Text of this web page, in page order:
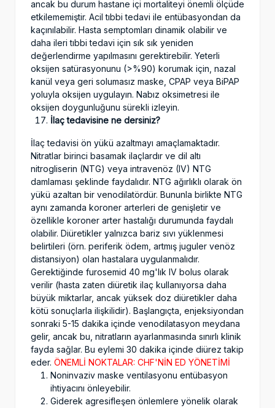
ancak bu durum hastane içi mortaliteyi önemli ölçüde
etkilememiştir. Acil tıbbi tedavi ile entübasyondan da
kaçınılabilir. Hasta semptomları dinamik olabilir ve
daha ileri tıbbi tedavi için sık sık yeniden
değerlendirme yapılmasını gerektirebilir. Yeterli
oksijen satürasyonunu (>%90) korumak için, nazal
kanül veya geri solumasız maske, CPAP veya BiPAP
yoluyla oksijen uygulayın. Nabız oksimetresi ile
oksijen doygunluğunu sürekli izleyin.
İlaç tedavisine ne dersiniz?
İlaç tedavisi ön yükü azaltmayı amaçlamaktadır.
Nitratlar birinci basamak ilaçlardır ve dil altı
nitrogliserin (NTG) veya intravenöz (IV) NTG
damlaması şeklinde faydalıdır. NTG ağırlıklı olarak ön
yükü azaltan bir venodilatördür. Bununla birlikte NTG
aynı zamanda koroner arterleri de genişletir ve
özellikle koroner arter hastalığı durumunda faydalı
olabilir. Diüretikler yalnızca bariz sıvı yüklenmesi
belirtileri (örn. periferik ödem, artmış juguler venöz
distansiyon) olan hastalara uygulanmalıdır.
Gerektiğinde furosemid 40 mg'lık IV bolus olarak
verilir (hasta zaten diüretik ilaç kullanıyorsa daha
büyük miktarlar, ancak yüksek doz diüretikler daha
kötü sonuçlarla ilişkilidir). Başlangıçta, enjeksiyondan
sonraki 5-15 dakika içinde venodilatasyon meydana
gelir, ancak bu, nitratların ayarlanmasında sınırlı klinik
fayda sağlar. Bu eylemi 30 dakika içinde diürez takip
eder. ÖNEMLİ NOKTALAR: CHF'NİN ED YÖNETİMİ
Noninvaziv maske ventilasyonu entübasyon
ihtiyacını önleyebilir.
Giderek agresifleşen önlemlere yönelik olarak